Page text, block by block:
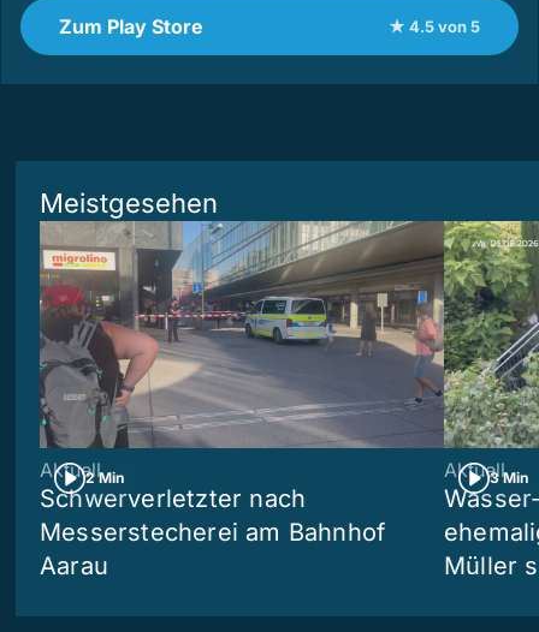
Zum Play Store ★ 4.5 von 5
Meistgesehen
2 Min
Aktuell
Schwerverletzter nach
Messerstecherei am Bahnhof
Aarau
3 Min
Aktuell
Müller